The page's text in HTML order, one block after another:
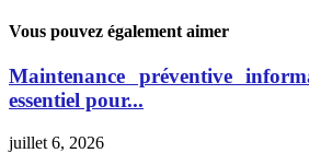
Vous pouvez également aimer
Maintenance préventive
essentiel pour...
juillet 6, 2026